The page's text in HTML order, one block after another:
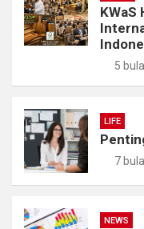
KWaS
5
LIFE
7
NEWS